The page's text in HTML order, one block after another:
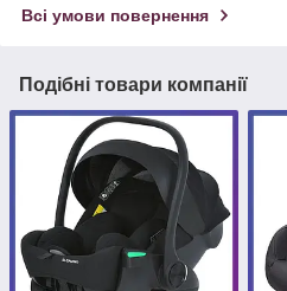
Всі умови повернення
Подібні товари компанії